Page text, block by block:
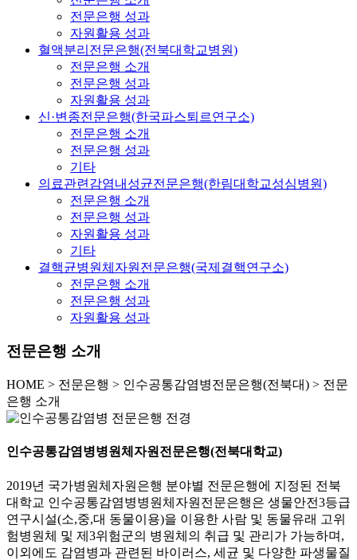
전문은행 성과
자원활용 성과
혈액분리전문은행(전북대학교병원)
전문은행 소개
전문은행 성과
자원활용 성과
신·변종전문은행(한국파스퇴르연구소)
전문은행 소개
전문은행 성과
기타
의료관련감염내성균전문은행(한림대학교성심병원)
전문은행 소개
전문은행 성과
자원활용 성과
기타
결핵균병원체자원전문은행(국제결핵연구소)
전문은행 소개
전문은행 성과
자원활용 성과
전문은행 소개
HOME > 전문은행 > 인수공통감염병전문은행(전북대) > 전문
은행 소개
인수공통감염병병원체자원전문은행(전북대학교)
2019년 국가병원체자원은행 분야별 전문은행에 지정된 전북
대학교 인수공통감염병병원체자원전문은행은 생물안전3등급
연구시설(소,중,대 동물이용)을 이용한 사람 및 동물유래 고위
험병원체 및 제3위험군의 병원체의 취급 및 관리가 가능하며,
이외에도 감염병과 관련된 바이러스, 세균 및 다양한 파생물질